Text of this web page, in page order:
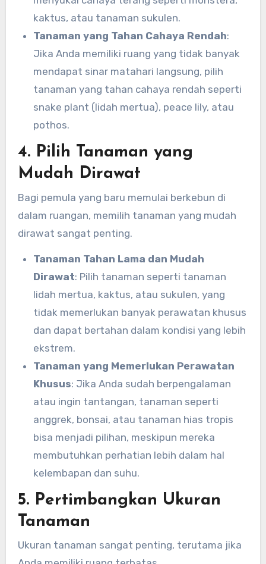
kaktus, atau tanaman sukulen.
Tanaman yang Tahan Cahaya Rendah:
Jika Anda memiliki ruang yang tidak banyak
mendapat sinar matahari langsung, pilih
tanaman yang tahan cahaya rendah seperti
snake plant (lidah mertua), peace lily, atau
pothos.
4. Pilih Tanaman yang
Mudah Dirawat
Bagi pemula yang baru memulai berkebun di
dalam ruangan, memilih tanaman yang mudah
dirawat sangat penting.
Tanaman Tahan Lama dan Mudah
Dirawat: Pilih tanaman seperti tanaman
lidah mertua, kaktus, atau sukulen, yang
tidak memerlukan banyak perawatan khusus
dan dapat bertahan dalam kondisi yang lebih
ekstrem.
Tanaman yang Memerlukan Perawatan
Khusus: Jika Anda sudah berpengalaman
atau ingin tantangan, tanaman seperti
anggrek, bonsai, atau tanaman hias tropis
bisa menjadi pilihan, meskipun mereka
membutuhkan perhatian lebih dalam hal
kelembapan dan suhu.
5. Pertimbangkan Ukuran
Tanaman
Ukuran tanaman sangat penting, terutama jika